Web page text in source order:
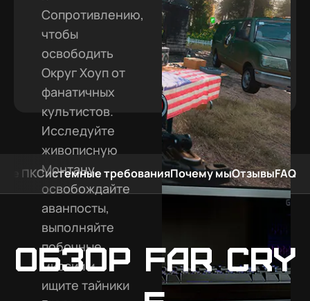
Сопротивлению,
чтобы
освободить
Округ Хоуп от
фанатичных
культистов.
Исследуйте
живописную
Монтану,
освобождайте
аванпосты,
выполняйте
побочные
миссии и
ищите тайники
ПКСистемные требованияПочему мыОтзывыFAQ
Обзор Far Cry